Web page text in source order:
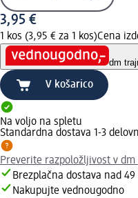
3,95 €
1 kos (3,95 € za 1 kos)Cena
dm
V košarico
Na voljo na spletu
Standardna dostava 1-3
Preverite razpoložljivost v
Brezplačna dostava nad 49
Nakupujte vednougodno